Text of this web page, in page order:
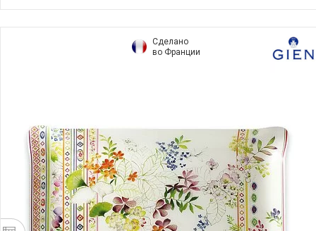
Сделано
во Франции